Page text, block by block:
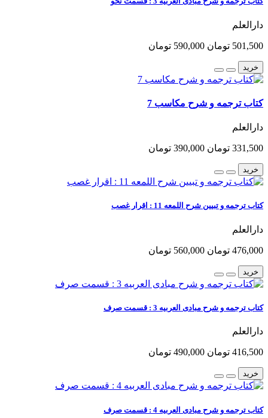
دارالعلم
501,500 تومان 590,000 تومان
خرید
کتاب ترجمه و شرح مکاسب 7
دارالعلم
331,500 تومان 390,000 تومان
خرید
کتاب ترجمه و تبیین شرح اللمعه 11 : اقرار غصب
دارالعلم
476,000 تومان 560,000 تومان
خرید
کتاب ترجمه و شرح مبادی العربیه 3 : قسمت صرف
دارالعلم
416,500 تومان 490,000 تومان
خرید
کتاب ترجمه و شرح مبادی العربیه 4 : قسمت صرف